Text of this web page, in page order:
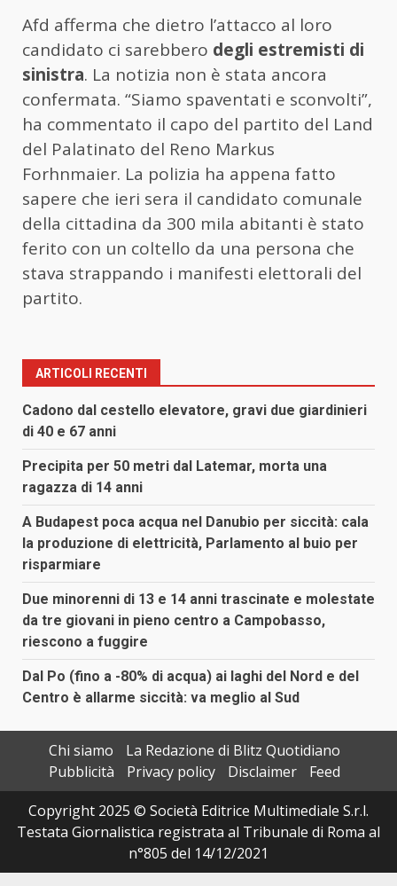
Afd afferma che dietro l’attacco al loro
candidato ci sarebbero degli estremisti di
sinistra. La notizia non è stata ancora
confermata. “Siamo spaventati e sconvolti”,
ha commentato il capo del partito del Land
del Palatinato del Reno Markus
Forhnmaier. La polizia ha appena fatto
sapere che ieri sera il candidato comunale
della cittadina da 300 mila abitanti è stato
ferito con un coltello da una persona che
stava strappando i manifesti elettorali del
partito.
ARTICOLI RECENTI
Cadono dal cestello elevatore, gravi due giardinieri
di 40 e 67 anni
Precipita per 50 metri dal Latemar, morta una
ragazza di 14 anni
A Budapest poca acqua nel Danubio per siccità: cala
la produzione di elettricità, Parlamento al buio per
risparmiare
Due minorenni di 13 e 14 anni trascinate e molestate
da tre giovani in pieno centro a Campobasso,
riescono a fuggire
Dal Po (fino a -80% di acqua) ai laghi del Nord e del
Centro è allarme siccità: va meglio al Sud
Chi siamo
La Redazione di Blitz Quotidiano
Pubblicità
Privacy policy Disclaimer
Feed
Copyright 2025 © Società Editrice Multimediale S.r.l.
Testata Giornalistica registrata al Tribunale di Roma al
n°805 del 14/12/2021